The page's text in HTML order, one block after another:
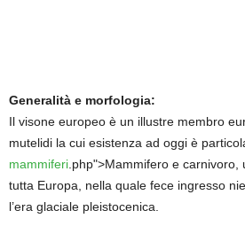
Generalità e morfologia:
Il visone europeo è un illustre membro
mutelidi la cui esistenza ad oggi è
mammiferi .php">Mammifero e
tutta Europa, nella quale fece ingresso
l’era glaciale pleistocenica.